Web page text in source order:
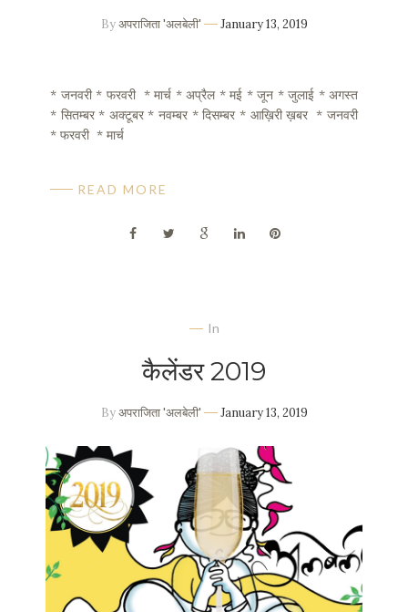
Byअपराजिता 'अलबेली' January 13, 2019
* जनवरी * फरवरी * मार्च * अप्रैल * मई * जून * जुलाई * अगस्त
* सितम्बर * अक्टूबर * नवम्बर * दिसम्बर * आख़िरी ख़बर * जनवरी
* फरवरी * मार्च
READ MORE
In
कैलेंडर 2019
Byअपराजिता 'अलबेली' January 13, 2019